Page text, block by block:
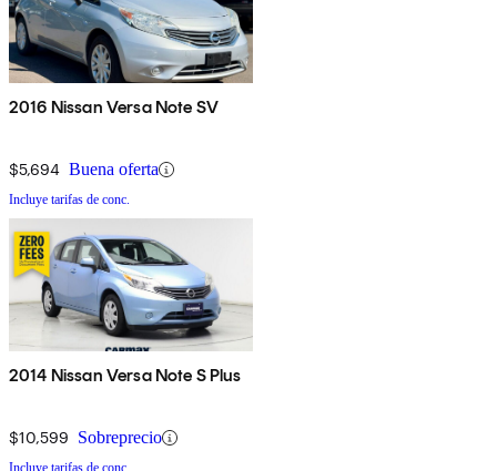
2016 Nissan Versa Note SV
$5,694 Buena oferta
Incluye tarifas de conc.
2014 Nissan Versa Note S Plus
$10,599 Sobreprecio